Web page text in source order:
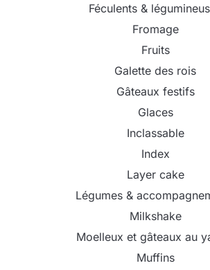
Féculents &
Fromage
Fruits
Galette des rois
Gâteaux festifs
Glaces
Inclassable
Index
Layer cake
Légumes &
Milkshake
Moelleux et gâteaux au
Muffins